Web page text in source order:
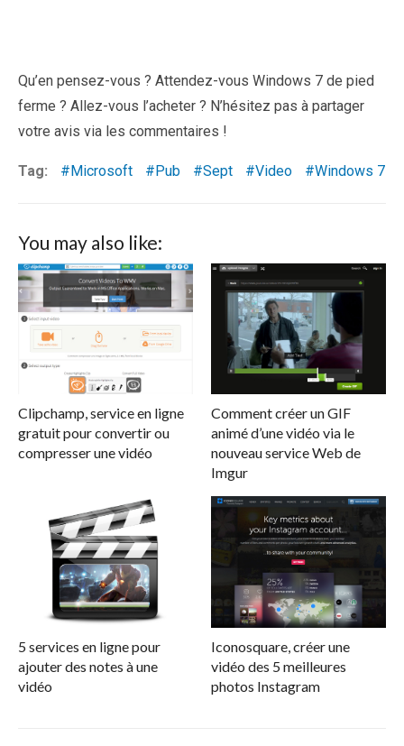
Qu’en pensez-vous ? Attendez-vous Windows 7 de pied
ferme ? Allez-vous l’acheter ? N’hésitez pas à partager
votre avis via les commentaires !
Tag: Microsoft Pub Sept Video Windows 7
You may also like:
Clipchamp, service en ligne
gratuit pour convertir ou
compresser une vidéo
Comment créer un GIF
animé d’une vidéo via le
nouveau service Web de
Imgur
5 services en ligne pour
ajouter des notes à une
vidéo
Iconosquare, créer une
vidéo des 5 meilleures
photos Instagram